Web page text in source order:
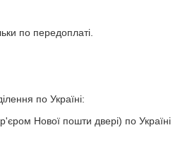
по передоплаті.
по Україні:
Нової пошти двері) по Україні